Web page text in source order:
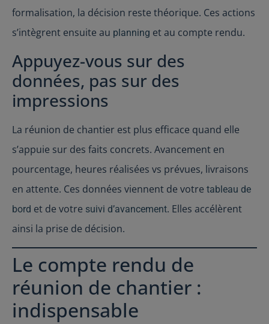
formalisation, la décision reste théorique. Ces actions
s’intègrent ensuite au planning et au compte rendu.
Appuyez-vous sur des
données, pas sur des
impressions
La réunion de chantier est plus efficace quand elle
s’appuie sur des faits concrets. Avancement en
pourcentage, heures réalisées vs prévues, livraisons
en attente. Ces données viennent de votre tableau de
bord et de votre suivi d’avancement. Elles accélèrent
ainsi la prise de décision.
Le compte rendu de
réunion de chantier :
indispensable